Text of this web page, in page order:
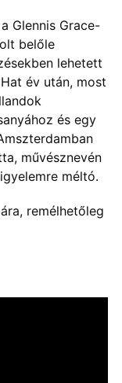
Glennis Grace-
belőle
lehetett
év után, most
és egy
művésznevén
méltó.
remélhetőleg